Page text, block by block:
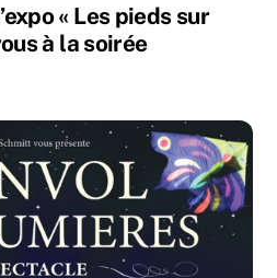
« Les pieds sur
à la soirée